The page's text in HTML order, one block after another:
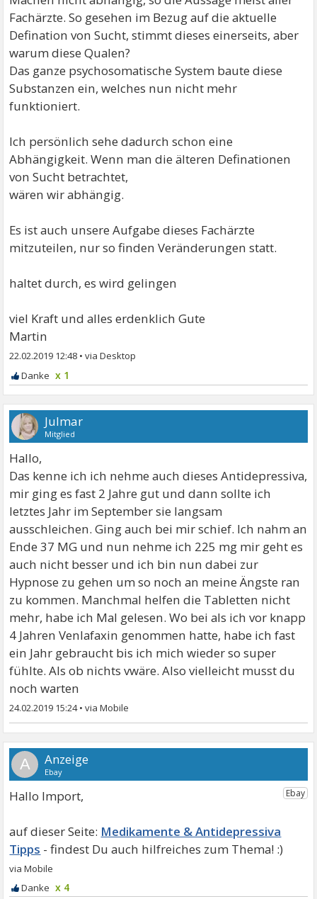
Fachärzte. So gesehen im Bezug auf die aktuelle
Defination von Sucht, stimmt dieses einerseits, aber
warum diese Qualen?
Das ganze psychosomatische System baute diese
Substanzen ein, welches nun nicht mehr
funktioniert.
Ich persönlich sehe dadurch schon eine
Abhängigkeit. Wenn man die älteren Definationen
von Sucht betrachtet,
wären wir abhängig.
Es ist auch unsere Aufgabe dieses Fachärzte
mitzuteilen, nur so finden Veränderungen statt.
haltet durch, es wird gelingen
viel Kraft und alles erdenklich Gute
Martin
22.02.2019 12:48 •
x 1
Julmar
Mitglied
Hallo,
Das kenne ich ich nehme auch dieses Antidepressiva,
mir ging es fast 2 Jahre gut und dann sollte ich
letztes Jahr im September sie langsam
ausschleichen. Ging auch bei mir schief. Ich nahm an
Ende 37 MG und nun nehme ich 225 mg mir geht es
auch nicht besser und ich bin nun dabei zur
Hypnose zu gehen um so noch an meine Ängste ran
zu kommen. Manchmal helfen die Tabletten nicht
mehr, habe ich Mal gelesen. Wo bei als ich vor knapp
4 Jahren Venlafaxin genommen hatte, habe ich fast
ein Jahr gebraucht bis ich mich wieder so super
fühlte. Als ob nichts vwäre. Also vielleicht musst du
noch warten
24.02.2019 15:24•
A
Hallo Import,
Medikamente & Antidepressiva
Tipps
x 4